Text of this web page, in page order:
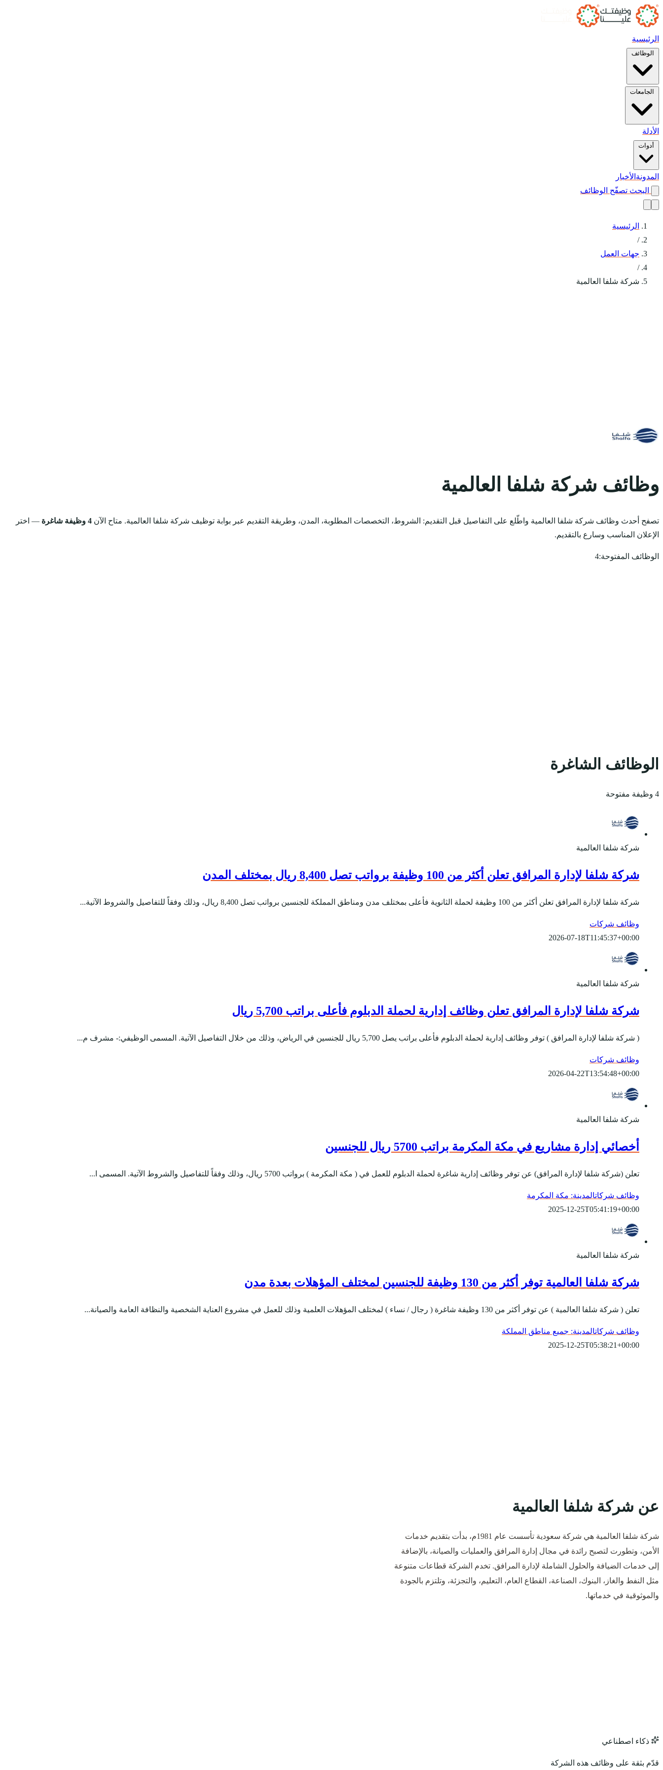
الرئيسية
الوظائف
الجامعات
الأدلة
أدوات
المدونة الأخبار
البحث تصفّح الوظائف
الرئيسية
/
جهات العمل
/
شركة شلفا العالمية
وظائف شركة شلفا العالمية
تصفح أحدث وظائف شركة شلفا العالمية واطّلع على التفاصيل قبل التقديم: الشروط، التخصصات المطلوبة، المدن، وطريقة التقديم عبر بوابة توظيف شركة شلفا العالمية. متاح الآن 4 وظيفة شاغرة
— اختر
الإعلان المناسب وسارع بالتقديم.
الوظائف المفتوحة:4
الوظائف الشاغرة
4 وظيفة مفتوحة
شركة شلفا العالمية
شركة شلفا لإدارة المرافق تعلن أكثر من 100 وظيفة برواتب تصل 8,400 ريال بمختلف المدن
شركة شلفا لإدارة المرافق تعلن أكثر من 100 وظيفة لحملة الثانوية فأعلى بمختلف مدن ومناطق المملكة للجنسين برواتب تصل 8,400 ريال، وذلك وفقاً للتفاصيل والشروط الآتية...
وظائف شركات
2026-07-18T11:45:37+00:00
شركة شلفا العالمية
شركة شلفا لإدارة المرافق تعلن وظائف إدارية لحملة الدبلوم فأعلى براتب 5,700 ريال
( شركة شلفا لإدارة المرافق ) توفر وظائف إدارية لحملة الدبلوم فأعلى براتب يصل 5,700 ريال للجنسين في الرياض، وذلك من خلال التفاصيل الآتية. المسمى الوظيفي:- مشرف م...
وظائف شركات
2026-04-22T13:54:48+00:00
شركة شلفا العالمية
أخصائي إدارة مشاريع في مكة المكرمة براتب 5700 ريال للجنسين
تعلن (شركة شلفا لإدارة المرافق) عن توفر وظائف إدارية شاغرة لحملة الدبلوم للعمل في ( مكة المكرمة ) برواتب 5700 ريال، وذلك وفقاً للتفاصيل والشروط الآتية. المسمى ا...
وظائف شركاتالمدينة: مكة المكرمة
2025-12-25T05:41:19+00:00
شركة شلفا العالمية
شركة شلفا العالمية توفر أكثر من 130 وظيفة للجنسين لمختلف المؤهلات بعدة مدن
تعلن ( شركة شلفا العالمية ) عن توفر أكثر من 130 وظيفة شاغرة ( رجال / نساء ) لمختلف المؤهلات العلمية وذلك للعمل في مشروع العناية الشخصية والنظافة العامة والصيانة...
وظائف شركاتالمدينة: جميع مناطق المملكة
2025-12-25T05:38:21+00:00
عن شركة شلفا العالمية
شركة شلفا العالمية هي شركة سعودية تأسست عام 1981م، بدأت بتقديم خدمات
الأمن، وتطورت لتصبح رائدة في مجال إدارة المرافق والعمليات والصيانة، بالإضافة
إلى خدمات الضيافة والحلول الشاملة لإدارة المرافق. تخدم الشركة قطاعات متنوعة
مثل النفط والغاز، البنوك، الصناعة، القطاع العام، التعليم، والتجزئة، وتلتزم بالجودة
والموثوقية في خدماتها.
ذكاء اصطناعي
قدّم بثقة على وظائف هذه الشركة